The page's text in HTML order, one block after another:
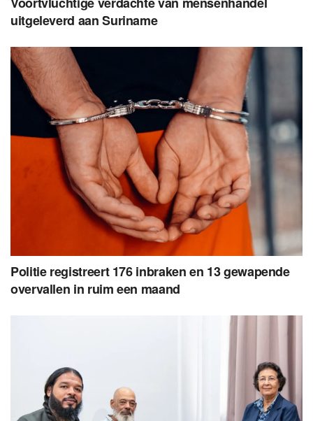
uitgeleverd aan Suriname
Politie registreert 176 inbraken en 13 gewapende
overvallen in ruim een maand